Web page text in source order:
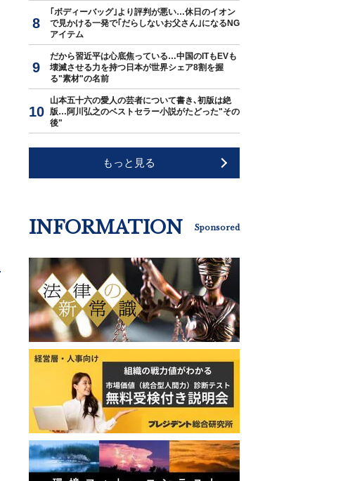
｢ボディーバッグ｣より評判が悪い…休日のイオン
で見かける一発で｢だらしないお父さん｣になるNG
アイテム
だから習近平は心底焦っている…中国のITもEVも
壊滅させる力を持つ日本が世界シェア8割を握
る"素材"の名前
山本五十六の愛人の芸者について書き､初版は絶
版…阿川弘之のベストセラー小説がたどった"その
後"
もっと見る
INFORMATION Sponsored